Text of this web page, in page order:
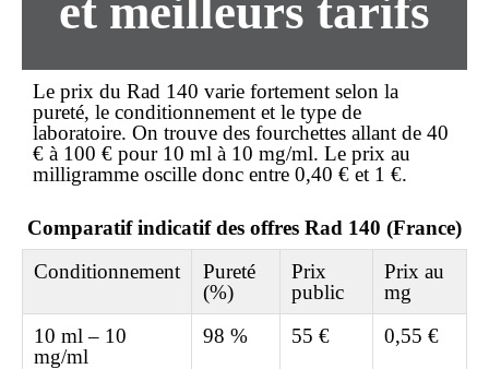
et meilleurs tarifs
Le prix du Rad 140 varie fortement selon la
pureté, le conditionnement et le type de
laboratoire. On trouve des fourchettes allant de 40
€ à 100 € pour 10 ml à 10 mg/ml. Le prix au
milligramme oscille donc entre 0,40 € et 1 €.
Comparatif indicatif des offres Rad 140 (France)
Conditionnement
Pureté
(%)
Prix
public
Prix au
mg
10 ml – 10
mg/ml
98 % 55 € 0,55 €